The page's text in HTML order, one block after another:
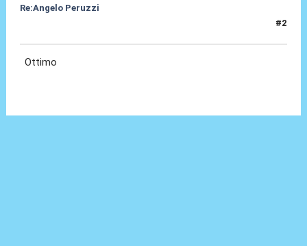
Re:Angelo Peruzzi
#2
Ottimo